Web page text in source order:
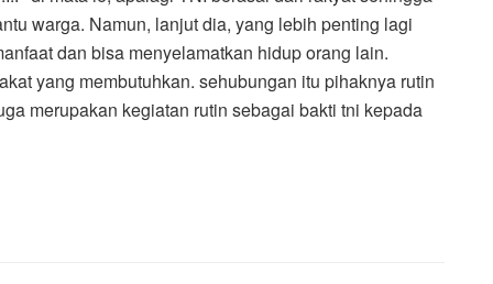
warga. Namun, lanjut dia, yang lebih penting lagi
dan bisa menyelamatkan hidup orang lain.
yang membutuhkan. sehubungan itu pihaknya rutin
merupakan kegiatan rutin sebagai bakti tni kepada